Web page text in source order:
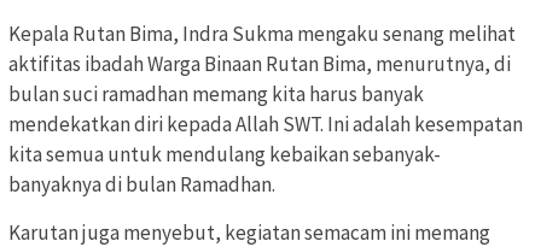
Kepala Rutan Bima, Indra Sukma mengaku senang melihat
aktifitas ibadah Warga Binaan Rutan Bima, menurutnya, di
bulan suci ramadhan memang kita harus banyak
mendekatkan diri kepada Allah SWT. Ini adalah kesempatan
kita semua untuk mendulang kebaikan sebanyak-
banyaknya di bulan Ramadhan.
Karutan juga menyebut, kegiatan semacam ini memang